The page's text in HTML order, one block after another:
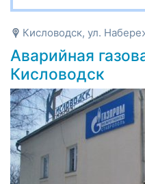
Кисловодск, ул.
Аварийная
Кисловодск